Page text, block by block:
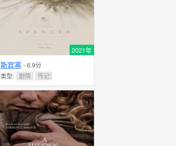
2021年
斯宾塞 - 6.9分
类型: 剧情 传记